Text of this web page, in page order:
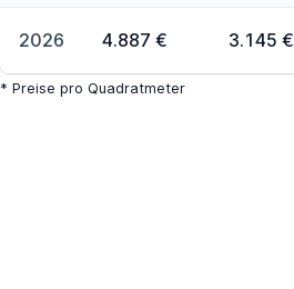
2026 4.887 € 3.145 €
* Preise pro Quadratmeter